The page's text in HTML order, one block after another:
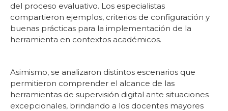
del proceso evaluativo. Los especialistas
compartieron ejemplos, criterios de configuración y
buenas prácticas para la implementación de la
herramienta en contextos académicos.
Asimismo, se analizaron distintos escenarios que
permitieron comprender el alcance de las
herramientas de supervisión digital ante situaciones
excepcionales, brindando a los docentes mayores